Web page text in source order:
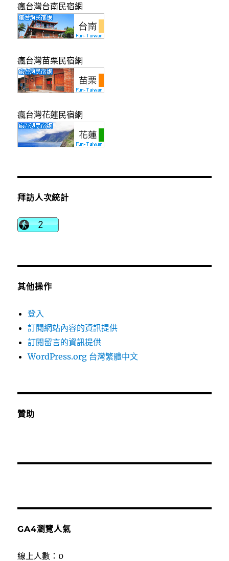
瘋台灣台南民宿網
瘋台灣苗栗民宿網
瘋台灣花蓮民宿網
拜訪人次統計
其他操作
登入
訂閱網站內容的資訊提供
訂閱留言的資訊提供
WordPress.org 台灣繁體中文
贊助
GA4瀏覽人氣
線上人數：0